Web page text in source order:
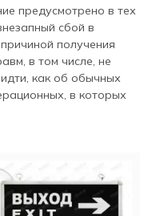
предусмотрено в тех
сбой в
получения
в том числе, не
как об обычных
в которых